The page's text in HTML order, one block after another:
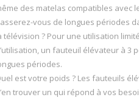
des matelas compatibles
vous de longues périodes
télévision ? Pour une utilisation
un fauteuil élévateur à
périodes.
est votre poids ? Les fauteuils
trouver un qui répond à vos